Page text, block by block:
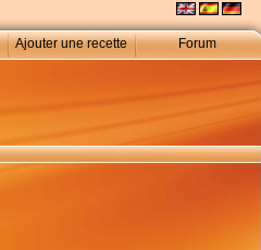
Ajouter une recette Forum